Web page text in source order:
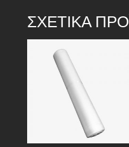
ΣΧΕΤΙΚΆ